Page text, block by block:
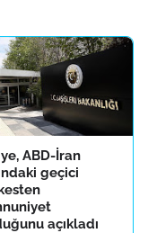
ABD-İran
geçici
açıkladı